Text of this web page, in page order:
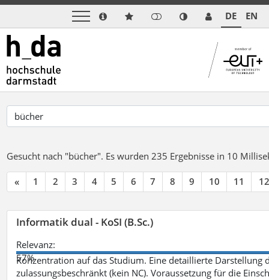
DE EN
Gesucht nach "bücher". Es wurden 235 Ergebnisse in 10
« 1 2 3 4 5 6 7 8 9 10 11 12
Informatik dual - KoSI (B.Sc.)
Relevanz:
57%
Konzentration auf das Studium. Eine detaillierte
zulassungsbeschränkt (kein NC). Voraussetzung für die